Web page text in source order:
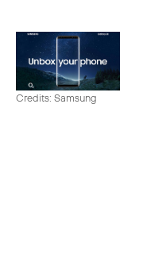
Credits: Samsung